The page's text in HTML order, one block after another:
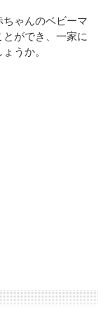
ゃんのベビーマ
ができ、一家に
うか。